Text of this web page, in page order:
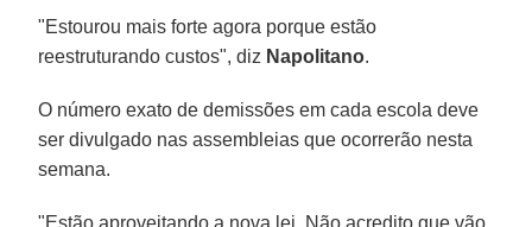
"Estourou mais forte agora porque estão
reestruturando custos", diz Napolitano.
O número exato de demissões em cada escola deve
ser divulgado nas assembleias que ocorrerão nesta
semana.
"Estão aproveitando a nova lei. Não acredito que vão